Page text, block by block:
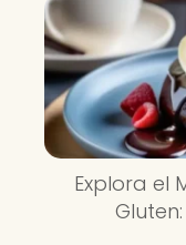
Explora el